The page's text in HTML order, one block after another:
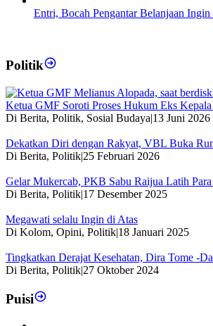
Entri, Bocah Pengantar Belanjaan Ingin
Politik
Ketua GMF Soroti Proses Hukum Eks
Di Berita, Politik, Sosial Budaya|13 Juni 2026
Dekatkan Diri dengan Rakyat, VBL Buka
Di Berita, Politik|25 Februari 2026
Gelar Mukercab, PKB Sabu Raijua Latih
Di Berita, Politik|17 Desember 2025
Megawati selalu Ingin di Atas
Di Kolom, Opini, Politik|18 Januari 2025
Tingkatkan Derajat Kesehatan, Dira Tome -
Di Berita, Politik|27 Oktober 2024
Puisi